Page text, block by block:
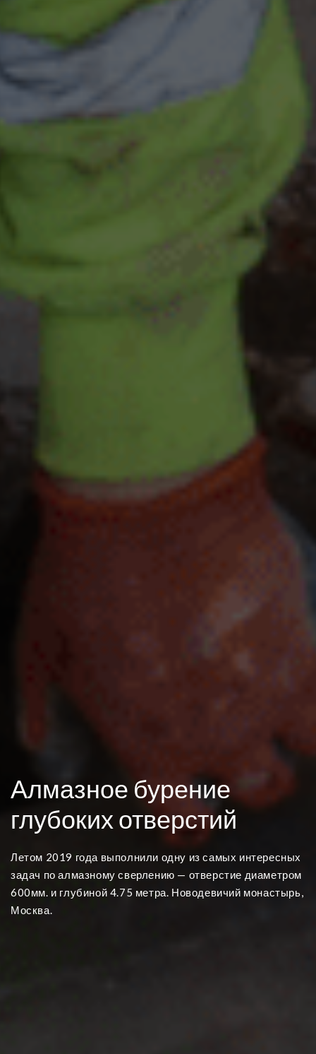
Алмазное бурение
глубоких отверстий
Летом 2019 года выполнили одну из самых интересных
задач по алмазному сверлению — отверстие диаметром
600мм. и глубиной 4.75 метра. Новодевичий монастырь,
Москва.